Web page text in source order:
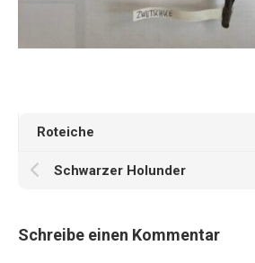
Roteiche
Schwarzer Holunder
Schreibe einen Kommentar